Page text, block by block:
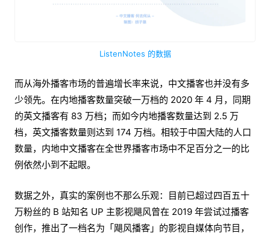
ListenNotes 的数据
而从海外播客市场的普遍增长率来说，中文播客也并没有多
少领先。在内地播客数量突破一万档的 2020 年 4 月，同期
的英文播客有 83 万档；而如今内地播客数量达到 2.5 万
档，英文播客数量则达到 174 万档。相较于中国大陆的人口
数量，内地中文播客在全世界播客市场中不足百分之一的比
例依然小到不起眼。
数据之外，真实的案例也不那么乐观：目前已超过四百五十
万粉丝的 B 站知名 UP 主影视飓风曾在 2019 年尝试过播客
创作，推出了一档名为「飓风播客」的影视自媒体向节目，